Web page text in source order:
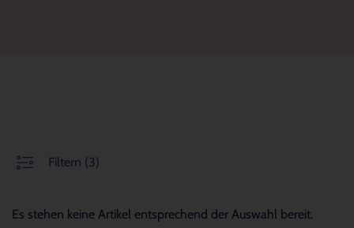
Filtern (3)
Es stehen keine Artikel entsprechend der Auswahl bereit.